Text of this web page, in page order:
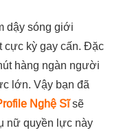
dậy sóng giới
cực kỳ gay cấn. Đặc
hàng ngàn người
lớn. Vậy bạn đã
Nghệ Sĩsẽ
nữ quyền lực này